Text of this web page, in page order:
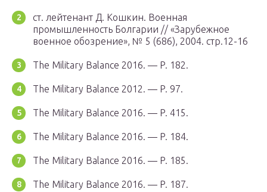
ст. лейтенант Д. Кошкин. Военная
промышленность Болгарии // «Зарубежное
военное обозрение», № 5 (686), 2004. стр.12-16
The Military Balance 2016. — P. 182.
The Military Balance 2012. — P. 97.
The Military Balance 2016. — P. 415.
The Military Balance 2016. — P. 184.
The Military Balance 2016. — P. 185.
The Military Balance 2016. — P. 187.